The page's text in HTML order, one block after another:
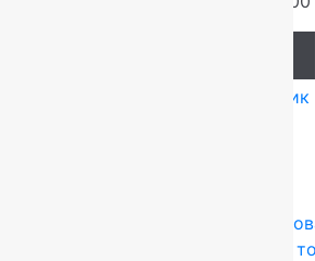
Купить в 1 клик
FLOARE-CARPET (Ковры
Подробнее о